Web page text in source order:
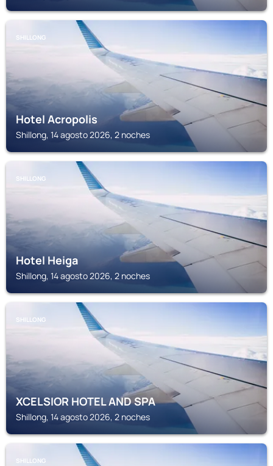
SHILLONG
Hotel Acropolis
Shillong, 14 agosto 2026, 2 noches
SHILLONG
Hotel Heiga
Shillong, 14 agosto 2026, 2 noches
SHILLONG
XCELSIOR HOTEL AND SPA
Shillong, 14 agosto 2026, 2 noches
SHILLONG